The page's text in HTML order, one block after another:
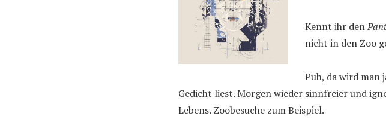
Kennt ihr den
nicht in den Zoo
Puh, da wird man
Gedicht liest. Morgen wieder sinnfreier und
Lebens. Zoobesuche zum Beispiel.